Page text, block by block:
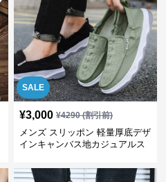
SALE
¥3,000 ¥4290(割引前)
メンズ スリッポン 軽量厚底デザ
インキャンバス地カジュアルス